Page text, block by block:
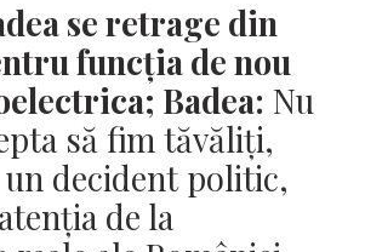
se retrage din
funcția de nou
Badea: Nu
să fim tăvăliți,
decident politic,
de la